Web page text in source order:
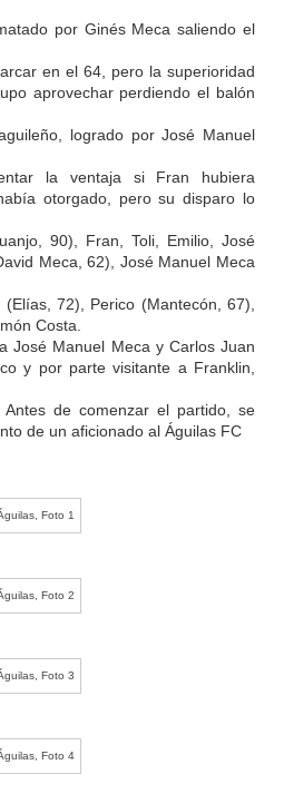
por Ginés Meca saliendo el
en el 64, pero la superioridad
aprovechar perdiendo el balón
logrado por José Manuel
la ventaja si Fran hubiera
otorgado, pero su disparo lo
90), Fran, Toli, Emilio, José
Meca, 62), José Manuel Meca
72), Perico (Mantecón, 67),
Costa.
José Manuel Meca y Carlos Juan
y por parte visitante a Franklin,
Antes de comenzar el partido, se
de un aficionado al Águilas FC